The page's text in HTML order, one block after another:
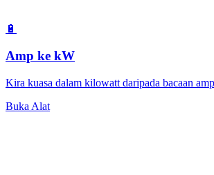
🔋
Amp ke kW
Kira kuasa dalam kilowatt daripada bacaan
Buka Alat